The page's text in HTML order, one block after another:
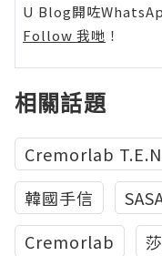
U Blog開咗
Follow 我哋 ！
相關話題
Cremorlab
韓國手信
Cremorlab